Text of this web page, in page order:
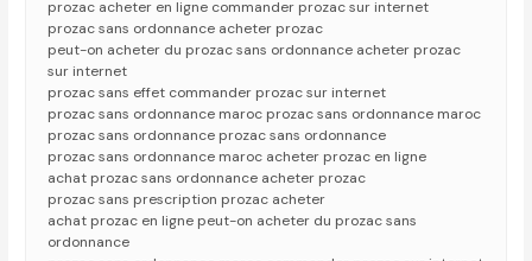
prozac acheter en ligne commander prozac sur internet
prozac sans ordonnance acheter prozac
peut-on acheter du prozac sans ordonnance acheter prozac
sur internet
prozac sans effet commander prozac sur internet
prozac sans ordonnance maroc prozac sans ordonnance maroc
prozac sans ordonnance prozac sans ordonnance
prozac sans ordonnance maroc acheter prozac en ligne
achat prozac sans ordonnance acheter prozac
prozac sans prescription prozac acheter
achat prozac en ligne peut-on acheter du prozac sans
ordonnance